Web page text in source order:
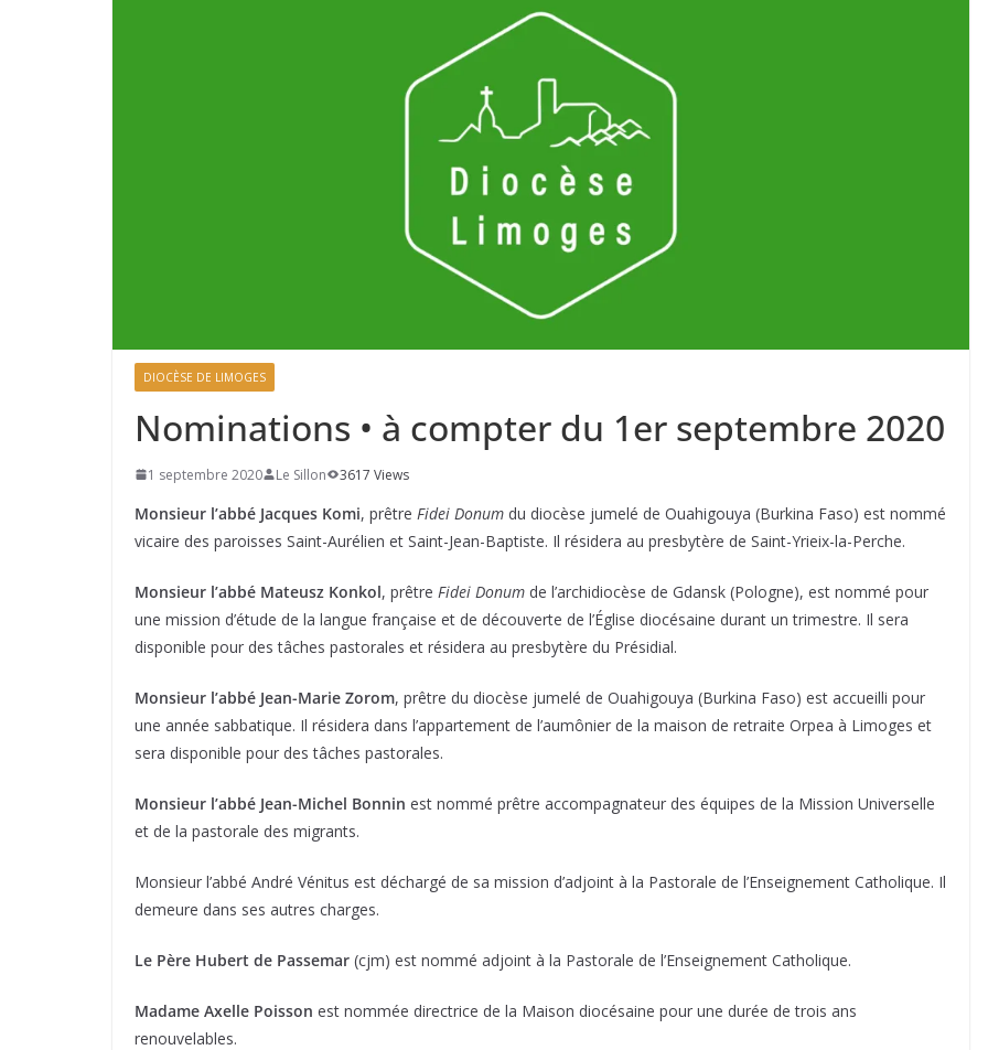
DIOCÈSE DE LIMOGES
Nominations • à compter du 1er septembre 2020
1 septembre 2020 Le Sillon 3617 Views
Monsieur l’abbé Jacques Komi, prêtre Fidei Donum du diocèse jumelé de Ouahigouya (Burkina Faso) est nommé
vicaire des paroisses Saint-Aurélien et Saint-Jean-Baptiste. Il résidera au presbytère de Saint-Yrieix-la-Perche.
Monsieur l’abbé Mateusz Konkol, prêtre Fidei Donum de l’archidiocèse de Gdansk (Pologne), est nommé pour
une mission d’étude de la langue française et de découverte de l’Église diocésaine durant un trimestre. Il sera
disponible pour des tâches pastorales et résidera au presbytère du Présidial.
Monsieur l’abbé Jean-Marie Zorom, prêtre du diocèse jumelé de Ouahigouya (Burkina Faso) est accueilli pour
une année sabbatique. Il résidera dans l’appartement de l’aumônier de la maison de retraite Orpea à Limoges et
sera disponible pour des tâches pastorales.
Monsieur l’abbé Jean-Michel Bonnin est nommé prêtre accompagnateur des équipes de la Mission Universelle
et de la pastorale des migrants.
Monsieur l’abbé André Vénitus est déchargé de sa mission d’adjoint à la Pastorale de l’Enseignement Catholique. Il
demeure dans ses autres charges.
Le Père Hubert de Passemar (cjm) est nommé adjoint à la Pastorale de l’Enseignement Catholique.
Madame Axelle Poisson est nommée directrice de la Maison diocésaine pour une durée de trois ans
renouvelables.